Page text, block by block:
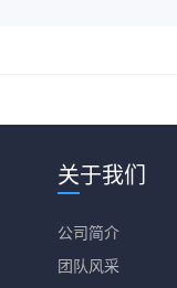
关于我们
公司简介
团队风采